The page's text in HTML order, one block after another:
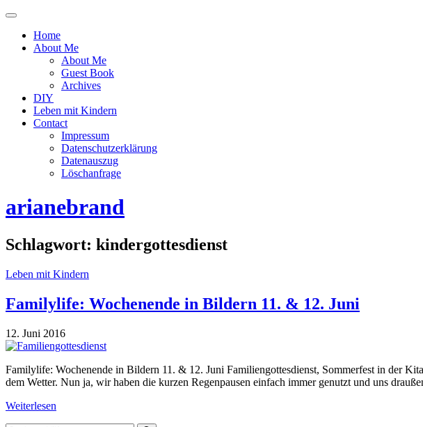
Menü
oder
ausblenden
Home
About Me
About Me
Guest Book
Archives
DIY
Leben mit Kindern
Contact
Impressum
Datenschutzerklärung
Datenauszug
Löschanfrage
arianebrand
Schlagwort: kindergottesdienst
Leben mit Kindern
Familylife: Wochenende in Bildern 11. & 12. Juni
12. Juni 2016
Familylife: Wochenende in Bildern 11. & 12. Juni Familiengottesdienst, Sommerfest in der
dem Wetter. Nun ja, wir haben die kurzen Regenpausen einfach immer genutzt und uns
Weiterlesen